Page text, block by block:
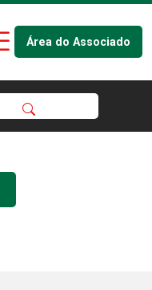
Área do Associado